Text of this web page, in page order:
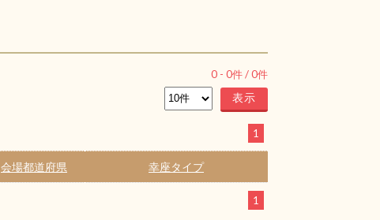
0 - 0件 /0件
1
会場都道府県 幸座タイプ
1